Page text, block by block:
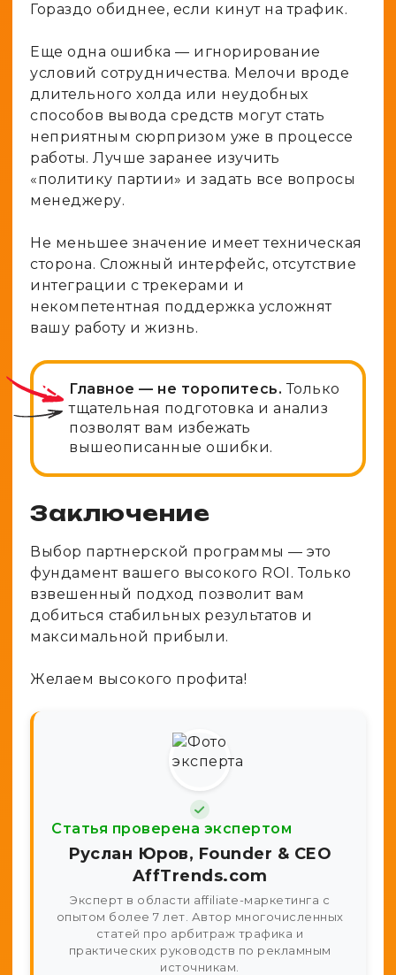
Гораздо обиднее, если кинут на трафик.
Еще одна ошибка — игнорирование
условий сотрудничества. Мелочи вроде
длительного холда или неудобных
способов вывода средств могут стать
неприятным сюрпризом уже в процессе
работы. Лучше заранее изучить
«политику партии» и задать все вопросы
менеджеру.
Не меньшее значение имеет техническая
сторона. Сложный интерфейс, отсутствие
интеграции с трекерами и
некомпетентная поддержка усложнят
вашу работу и жизнь.
Главное — не торопитесь. Только
тщательная подготовка и анализ
позволят вам избежать
вышеописанные ошибки.
Заключение
Выбор партнерской программы — это
фундамент вашего высокого ROI. Только
взвешенный подход позволит вам
добиться стабильных результатов и
максимальной прибыли.
Желаем высокого профита!
Статья проверена экспертом
Руслан Юров, Founder & CEO
AffTrends.com
Эксперт в области affiliate-маркетинга с
опытом более 7 лет. Автор многочисленных
статей про арбитраж трафика и
практических руководств по рекламным
источникам.